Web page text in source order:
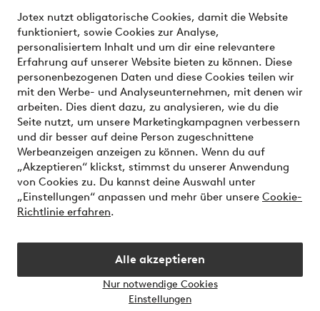
Jotex nutzt obligatorische Cookies, damit die Website
funktioniert, sowie Cookies zur Analyse,
personalisiertem Inhalt und um dir eine relevantere
Erfahrung auf unserer Website bieten zu können. Diese
personenbezogenen Daten und diese Cookies teilen wir
mit den Werbe- und Analyseunternehmen, mit denen wir
arbeiten. Dies dient dazu, zu analysieren, wie du die
Seite nutzt, um unsere Marketingkampagnen verbessern
und dir besser auf deine Person zugeschnittene
Werbeanzeigen anzeigen zu können. Wenn du auf
„Akzeptieren“ klickst, stimmst du unserer Anwendung
von Cookies zu. Du kannst deine Auswahl unter
„Einstellungen“ anpassen und mehr über unsere Cookie-
Richtlinie erfahren.
Alle akzeptieren
Nur notwendige Cookies
Einstellungen
Visit Ellos
Sichere Zahlungen - Jetzt bezahlen oder aufteilen
Möchtest du mehr über unsere
Zahlungsmöglichkeitenerfahren?